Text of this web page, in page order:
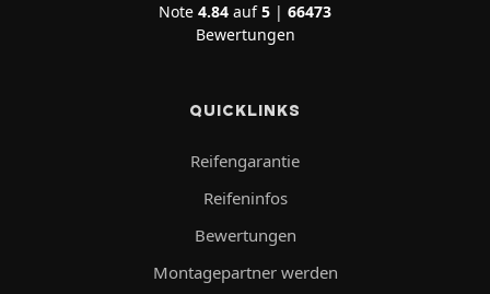
Note 4.84 auf5 | 66473
Bewertungen
QUICKLINKS
Reifengarantie
Reifeninfos
Bewertungen
Montagepartner werden